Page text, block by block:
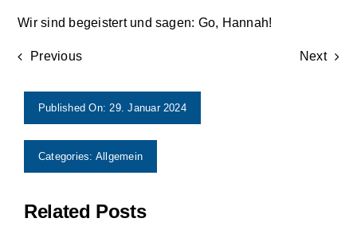
Wir sind begeistert und sagen: Go, Hannah!
Previous Next
Published On: 29. Januar 2024
Categories: Allgemein
Related Posts